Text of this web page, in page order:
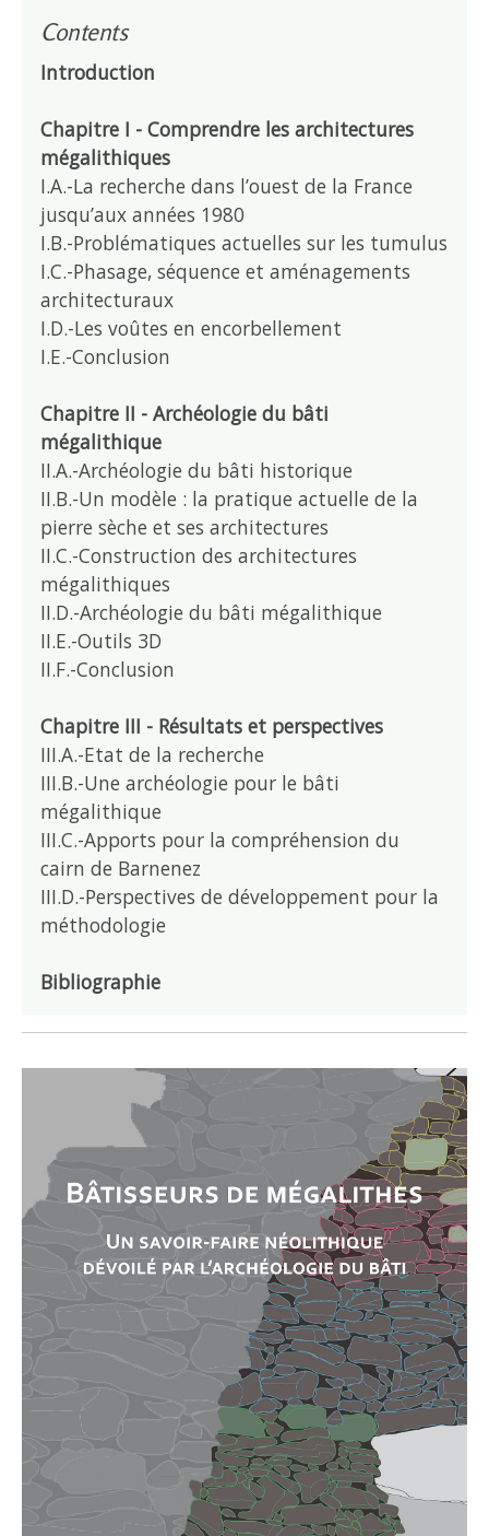
Contents
Introduction
Chapitre I - Comprendre les architectures
mégalithiques
I.A.-La recherche dans l’ouest de la France
jusqu’aux années 1980
I.B.-Problématiques actuelles sur les tumulus
I.C.-Phasage, séquence et aménagements
architecturaux
I.D.-Les voûtes en encorbellement
I.E.-Conclusion
Chapitre II - Archéologie du bâti
mégalithique
II.A.-Archéologie du bâti historique
II.B.-Un modèle : la pratique actuelle de la
pierre sèche et ses architectures
II.C.-Construction des architectures
mégalithiques
II.D.-Archéologie du bâti mégalithique
II.E.-Outils 3D
II.F.-Conclusion
Chapitre III - Résultats et perspectives
III.A.-Etat de la recherche
III.B.-Une archéologie pour le bâti
mégalithique
III.C.-Apports pour la compréhension du
cairn de Barnenez
III.D.-Perspectives de développement pour la
méthodologie
Bibliographie